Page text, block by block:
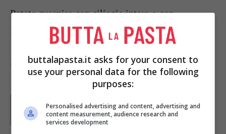
Potete guarnire con ciliegie intere o con
foglioline di menta.
Foto diChris
buttalapasta.it asks for your consent to
use your personal data for the following
purposes:
Personalised advertising and content, advertising and
content measurement, audience research and
services development